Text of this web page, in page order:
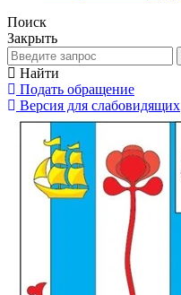
Поиск
Закрыть
Найти
Подать обращение
Версия для слабовидящих